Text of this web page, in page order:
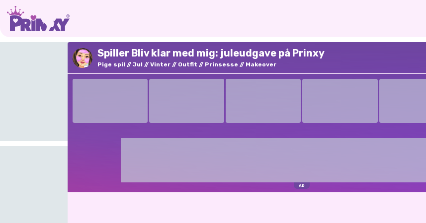
Spiller Bliv klar med mig: juleudgave på Prinxy
Pige spil Jul Vinter Outfit Prinsesse Makeover